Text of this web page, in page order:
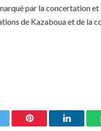
par la concertation
de Kazaboua et de la
Pinterest LinkedIn